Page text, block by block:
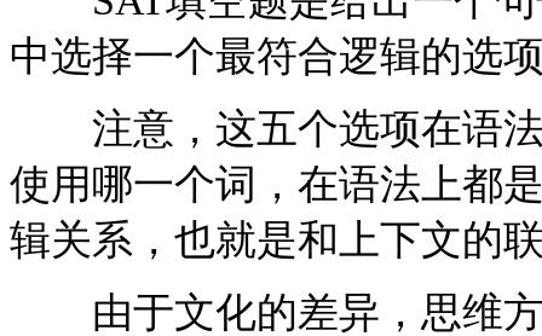
中选择一个最符合逻辑的选
注意，这五个选项在语法
使用哪一个词，在语法上都
辑关系，也就是和上下文的
由于文化的差异，思维方